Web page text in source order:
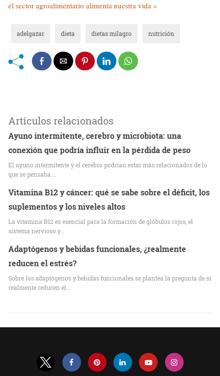
el sector agroalimentario alimenta nuestra vida »
adelgazar dieta dietas milagro nutrición
Artículos relacionados
Ayuno intermitente, cerebro y microbiota: una
conexión que podría influir en la pérdida de peso
El ayuno intermitente y el cerebro podrían estar más relacionados de lo
que se pensaba.…
Vitamina B12 y cáncer: qué se sabe sobre el déficit, los
suplementos y los niveles altos
La vitamina B12 es esencial para la formación de glóbulos rojos, el
sistema nervioso y…
Adaptógenos y bebidas funcionales, ¿realmente
reducen el estrés?
Sobre los adaptógenos y bebidas funcionales se plantea la pregunta de si
realmente reducen el…